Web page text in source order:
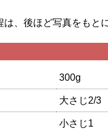
、後ほど写真をもと
300g
大さじ2/3
小さじ1